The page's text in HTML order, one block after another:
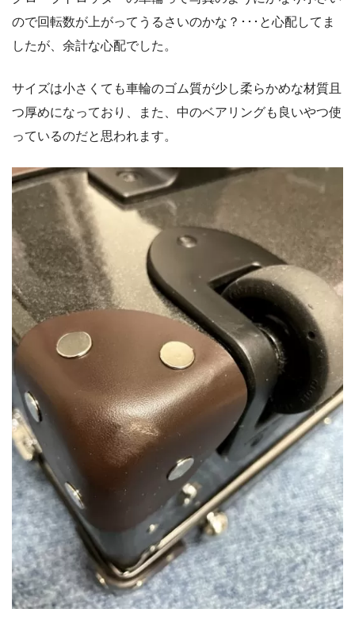
ので回転数が上がってうるさいのかな？･･･と心配してま
したが、余計な心配でした。
サイズは小さくても車輪のゴム質が少し柔らかめな材質且
つ厚めになっており、また、中のベアリングも良いやつ使
っているのだと思われます。